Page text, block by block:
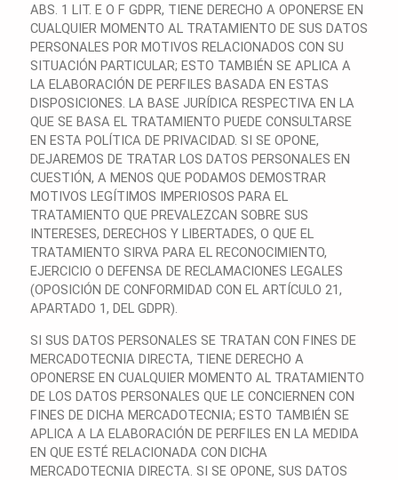
ABS. 1 LIT. E O F GDPR, TIENE DERECHO A OPONERSE EN
CUALQUIER MOMENTO AL TRATAMIENTO DE SUS DATOS
PERSONALES POR MOTIVOS RELACIONADOS CON SU
SITUACIÓN PARTICULAR; ESTO TAMBIÉN SE APLICA A
LA ELABORACIÓN DE PERFILES BASADA EN ESTAS
DISPOSICIONES. LA BASE JURÍDICA RESPECTIVA EN LA
QUE SE BASA EL TRATAMIENTO PUEDE CONSULTARSE
EN ESTA POLÍTICA DE PRIVACIDAD. SI SE OPONE,
DEJAREMOS DE TRATAR LOS DATOS PERSONALES EN
CUESTIÓN, A MENOS QUE PODAMOS DEMOSTRAR
MOTIVOS LEGÍTIMOS IMPERIOSOS PARA EL
TRATAMIENTO QUE PREVALEZCAN SOBRE SUS
INTERESES, DERECHOS Y LIBERTADES, O QUE EL
TRATAMIENTO SIRVA PARA EL RECONOCIMIENTO,
EJERCICIO O DEFENSA DE RECLAMACIONES LEGALES
(OPOSICIÓN DE CONFORMIDAD CON EL ARTÍCULO 21,
APARTADO 1, DEL GDPR).
SI SUS DATOS PERSONALES SE TRATAN CON FINES DE
MERCADOTECNIA DIRECTA, TIENE DERECHO A
OPONERSE EN CUALQUIER MOMENTO AL TRATAMIENTO
DE LOS DATOS PERSONALES QUE LE CONCIERNEN CON
FINES DE DICHA MERCADOTECNIA; ESTO TAMBIÉN SE
APLICA A LA ELABORACIÓN DE PERFILES EN LA MEDIDA
EN QUE ESTÉ RELACIONADA CON DICHA
MERCADOTECNIA DIRECTA. SI SE OPONE, SUS DATOS